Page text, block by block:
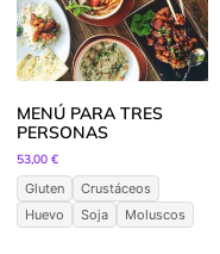
MENÚ PARA TRES
PERSONAS
53,00 €
Gluten
Crustáceos
Huevo
Soja Moluscos